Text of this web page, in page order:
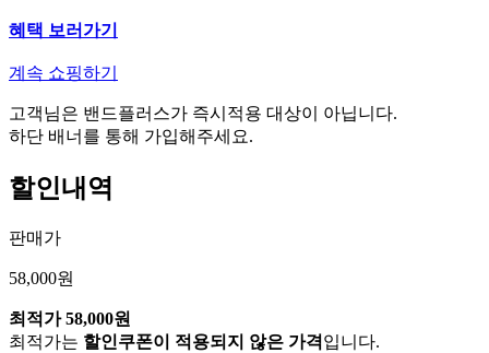
혜택 보러가기
계속 쇼핑하기
고객님은 밴드플러스가 즉시적용 대상이 아닙니다.
하단 배너를 통해 가입해주세요.
할인내역
판매가
58,000원
최적가 58,000원
최적가는 할인쿠폰이 적용되지 않은 가격입니다.